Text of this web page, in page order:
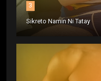
3
Sikreto Namin Ni Tatay